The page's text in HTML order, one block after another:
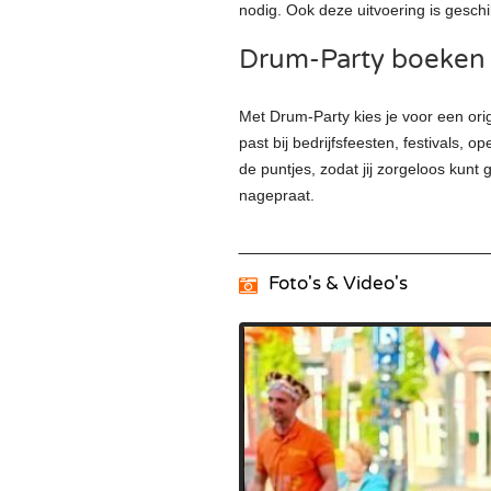
nodig. Ook deze uitvoering is
Drum-Party
Met Drum-Party kies je voor een
past bij bedrijfsfeesten, festivals,
de puntjes, zodat jij zorgeloos kunt
nagepraat.
Foto's & Video's